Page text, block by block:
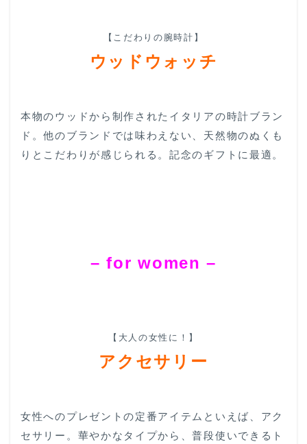
【こだわりの腕時計】
ウッドウォッチ
本物のウッドから制作されたイタリアの時計ブラン
ド。他のブランドでは味わえない、天然物のぬくも
りとこだわりが感じられる。記念のギフトに最適。
– for women –
【大人の女性に！】
アクセサリー
女性へのプレゼントの定番アイテムといえば、アク
セサリー。華やかなタイプから、普段使いできるト